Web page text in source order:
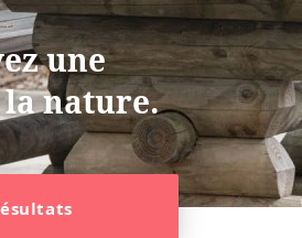
une
la nature.